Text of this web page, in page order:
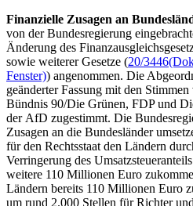
Finanzielle Zusagen an
von der Bundesregierung
Änderung des
sowie weiterer Gesetze (20/3446
Fenster)) angenommen. Die
geänderter Fassung mit den
Bündnis 90/Die Grünen, FDP und
der AfD zugestimmt. Die
Zusagen an die Bundesländer
für den Rechtsstaat den Ländern
Verringerung des
weitere 110 Millionen Euro
Ländern bereits 110 Millionen Euro
um rund 2.000 Stellen für Richter